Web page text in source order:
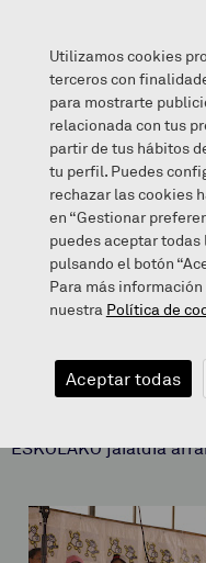
JAIALDIA
2018/06/18
ESKOLAKO jaialdia
Utilizamos cookies
terceros con
para mostrarte
relacionada con tus
partir de tus hábitos
tu perfil. Puedes
rechazar las cookies
en “Gestionar
puedes aceptar todas
pulsando el botón
Para más
nuestra Política de
Aceptar todas